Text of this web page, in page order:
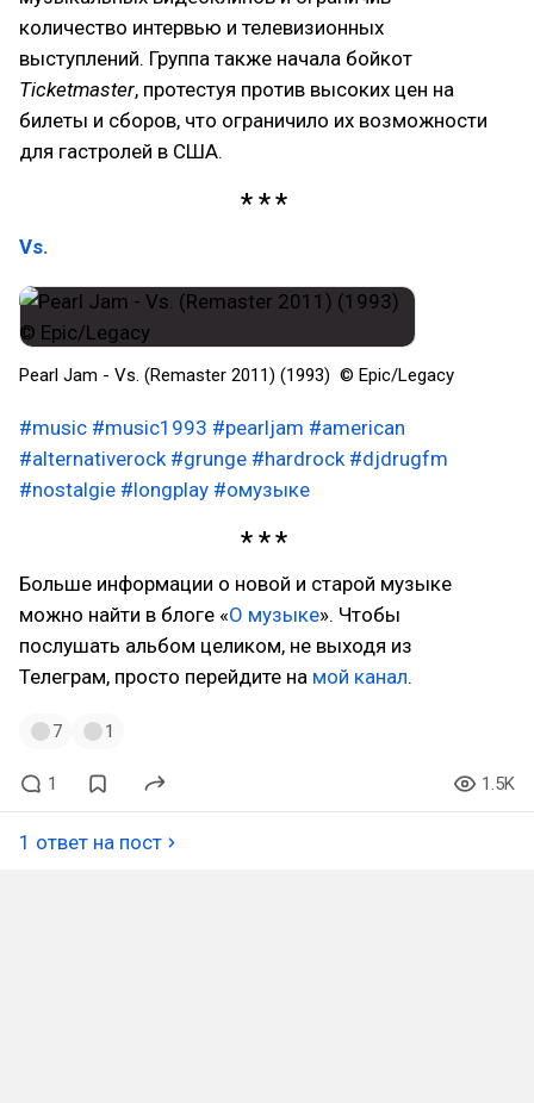
количество интервью и телевизионных
выступлений. Группа также начала бойкот
Ticketmaster, протестуя против высоких цен на
билеты и сборов, что ограничило их возможности
для гастролей в США.
Vs.
Pearl Jam - Vs. (Remaster 2011) (1993) © Epic/Legacy
#music #music1993 #pearljam #american
#alternativerock #grunge #hardrock #djdrugfm
#nostalgie #longplay #омузыке
Больше информации о новой и старой музыке
можно найти в блоге «О музыке». Чтобы
послушать альбом целиком, не выходя из
Телеграм, просто перейдите на мой канал.
7 1
1 1.5K
1 ответ на пост